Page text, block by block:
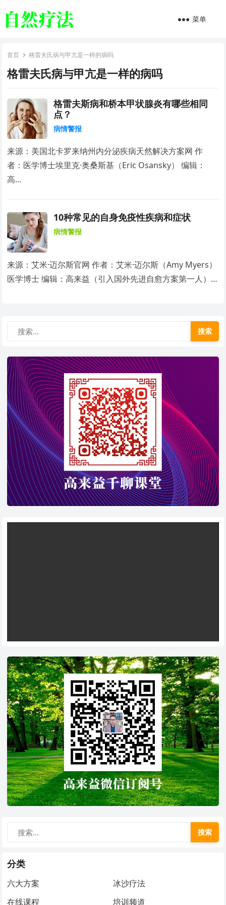
菜单
首页 格雷夫氏病与甲亢是一样的病吗
格雷夫氏病与甲亢是一样的病吗
格雷夫斯病和桥本甲状腺炎有哪些相同
点？
病情警报
来源：美国北卡罗来纳州内分泌疾病天然解决方案网 作
者：医学博士埃里克·奥桑斯基（Eric Osansky） 编辑：
高…
10种常见的自身免疫性疾病和症状
病情警报
来源：艾米·迈尔斯官网 作者：艾米·迈尔斯（Amy Myers）
医学博士 编辑：高来益（引入国外先进自愈方案第一人）…
搜索
搜索
分类
六大方案
冰沙疗法
在线课程
培训频道